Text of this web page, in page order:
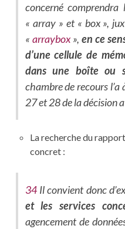
concerné
« array » et « box »,
« arraybox», en ce
d’une cellule de
dans une boîte ou
chambre de recours
27 et 28 de la décision
La recherche du
concret :
34Il convient donc
et les services
agencement de